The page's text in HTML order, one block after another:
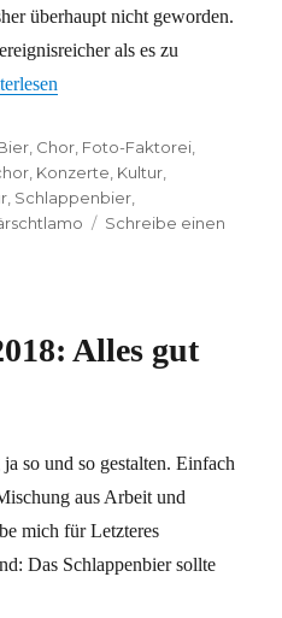
überhaupt nicht geworden.
als es zu
die Zeit vergeht“
Chor Foto-Faktorei
Konzerte Kultur
Schlappenbier
Schreibe einen
Alles gut
so und so gestalten. Einfach
aus Arbeit und
mich für Letzteres
Das Schlappenbier sollte